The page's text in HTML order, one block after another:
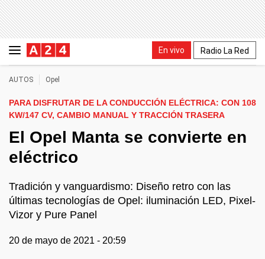
En vivo Radio La Red
AUTOS Opel
PARA DISFRUTAR DE LA CONDUCCIÓN ELÉCTRICA: CON 108
KW/147 CV, CAMBIO MANUAL Y TRACCIÓN TRASERA
El Opel Manta se convierte en
eléctrico
Tradición y vanguardismo: Diseño retro con las
últimas tecnologías de Opel: iluminación LED, Pixel-
Vizor y Pure Panel
20 de mayo de 2021 - 20:59